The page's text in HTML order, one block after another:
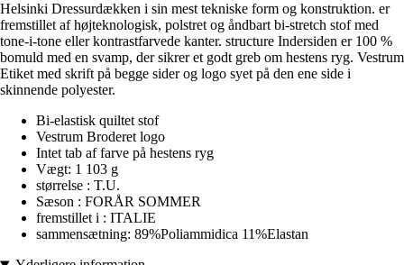
Helsinki Dressurdækken i sin mest tekniske form og konstruktion. er
fremstillet af højteknologisk, polstret og åndbart bi-stretch stof med
tone-i-tone eller kontrastfarvede kanter. structure Indersiden er 100 %
bomuld med en svamp, der sikrer et godt greb om hestens ryg. Vestrum
Etiket med skrift på begge sider og logo syet på den ene side i
skinnende polyester.
Bi-elastisk quiltet stof
Vestrum Broderet logo
Intet tab af farve på hestens ryg
Vægt: 1 103 g
størrelse : T.U.
Sæson : FORÅR SOMMER
fremstillet i : ITALIE
sammensætning: 89%Poliammidica 11%Elastan